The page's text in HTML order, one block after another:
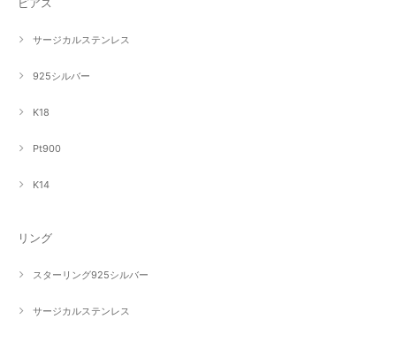
ピアス
サージカルステンレス
925シルバー
K18
Pt900
K14
リング
スターリング925シルバー
サージカルステンレス